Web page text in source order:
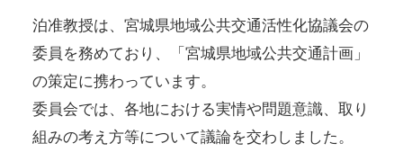
泊准教授は、宮城県地域公共交通活性化協議会の
委員を務めており、「宮城県地域公共交通計画」
の策定に携わっています。
委員会では、各地における実情や問題意識、取り
組みの考え方等について議論を交わしました。